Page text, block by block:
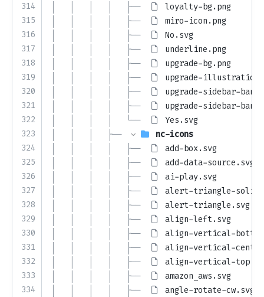
314
315
316
317
318
319
320
321
322
323
324
325
326
327
328
329
330
331
332
333
334
│   │   │   │   ├──
loyalty-bg.png
│   │   │   │   ├──
miro-icon.png
│   │   │   │   ├──
No.svg
│   │   │   │   ├──
underline.png
│   │   │   │   ├──
upgrade-bg.png
│   │   │   │   ├──
upgrade-
│   │   │   │   ├──
upgrade-sidebar-
│   │   │   │   ├──
upgrade-sidebar-
│   │   │   │   └──
Yes.svg
│   │   │   ├──
nc-icons
│   │   │   │   ├──
add-box.svg
│   │   │   │   ├──
add-data-source.svg
│   │   │   │   ├──
ai-play.svg
│   │   │   │   ├──
alert-triangle-
│   │   │   │   ├──
alert-triangle.svg
│   │   │   │   ├──
align-left.svg
│   │   │   │   ├──
align-vertical-
│   │   │   │   ├──
align-vertical-
│   │   │   │   ├──
align-vertical-
│   │   │   │   ├──
amazon_aws.svg
│   │   │   │   ├──
angle-rotate-cw.svg